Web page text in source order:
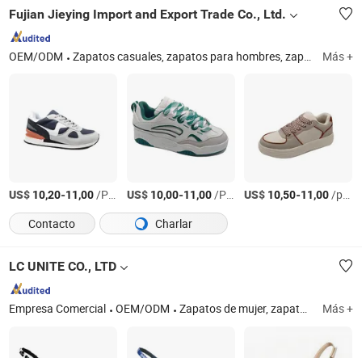
Fujian Jieying Import and Export Trade Co., Ltd.
OEM/ODM Zapatos casuales, zapatos para hombres, zapatos para mujeres, zapatos de skateboard, zapatos para niños, zapatos de caminar Más +
US$ 10,20-11,00/Par US$ 10,00-11,00/Par US$ 10,50-11,00/pairs
Contacto
Charlar
LC UNITE CO., LTD
Empresa Comercial OEM/ODM Zapatos de mujer, zapatos de tacón, sandalias, zapatos de charol, zapatos para niños, zapatos de moda, sandalias de mujer, zapatos, tacones, zapatos de tiras Más +